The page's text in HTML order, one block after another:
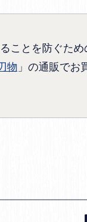
とを防ぐため
物 」の通販でお